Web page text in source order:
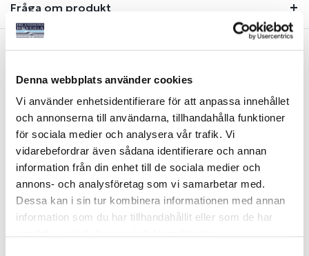
Denna webbplats använder cookies
Vi använder enhetsidentifierare för att anpassa innehållet
och annonserna till användarna, tillhandahålla funktioner
för sociala medier och analysera vår trafik. Vi
vidarebefordrar även sådana identifierare och annan
information från din enhet till de sociala medier och
annons- och analysföretag som vi samarbetar med.
Dessa kan i sin tur kombinera informationen med annan
information som du har tillhandahållit eller som de har
Fråga om produkt
Liknande produkter